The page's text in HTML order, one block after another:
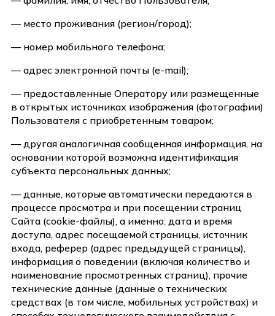
— место проживания (регион/город);
— номер мобильного телефона;
— адрес электронной почты (e-mail);
— предоставленные Оператору или размещенные
в открытых источниках изображения (фотографии)
Пользователя с приобретенным товаром;
— другая аналогичная сообщенная информация, на
основании которой возможна идентификация
субъекта персональных данных;
— данные, которые автоматически передаются в
процессе просмотра и при посещении страниц
Сайта (cookie-файлы), а именно: дата и время
доступа, адрес посещаемой страницы, источник
входа, реферер (адрес предыдущей страницы),
информация о поведении (включая количество и
наименование просмотренных страниц), прочие
технические данные (данные о технических
средствах (в том числе, мобильных устройствах) и